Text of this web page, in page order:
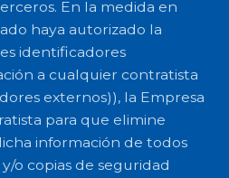
En la medida en
haya autorizado la
identificadores
a cualquier contratista
externos)), la Empresa
para que elimine
información de todos
o copias de seguridad